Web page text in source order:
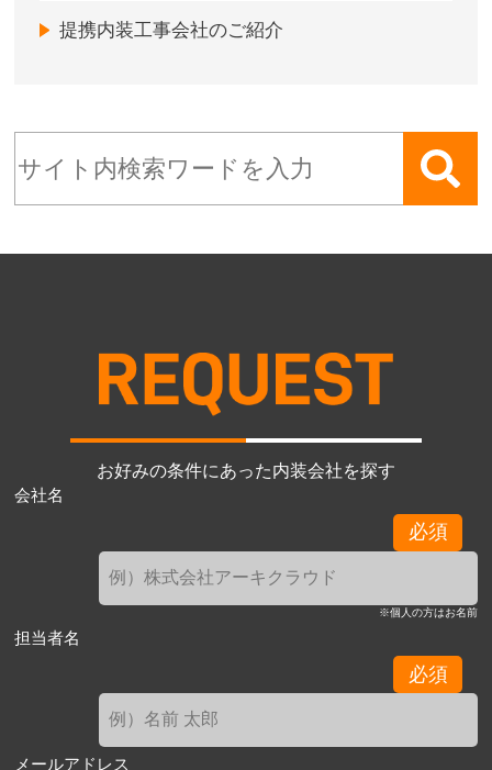
提携内装工事会社のご紹介
お好みの条件にあった内装会社を探す
会社名
必須
※個人の方はお名前
担当者名
必須
メールアドレス